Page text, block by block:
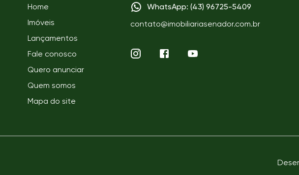
Home
Imóveis
Lançamentos
Fale conosco
Quero anunciar
Quem somos
Mapa do site
WhatsApp: (43) 96725-5409
contato@imobiliariasenador.com.br